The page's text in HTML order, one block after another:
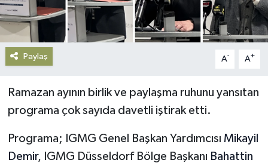
Paylaş A- A+
Ramazan ayının birlik ve paylaşma ruhunu yansıtan
programa çok sayıda davetli iştirak etti.
Programa; IGMG Genel Başkan Yardımcısı Mikayil
Demir, IGMG Düsseldorf Bölge Başkanı Bahattin
Magazin
Podcast
Sağlık
Siyaset